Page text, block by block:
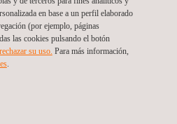
contra la radiación
de oleoductos y gasoductos
en base a un perfil elaborado
(por ejemplo, páginas
las cookies pulsando el botón
su uso. Para más información,
.